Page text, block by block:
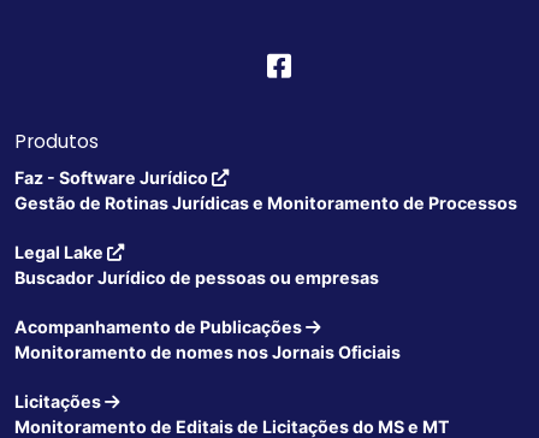
Produtos
Faz - Software Jurídico
Gestão de Rotinas Jurídicas e Monitoramento de Processos
Legal Lake
Buscador Jurídico de pessoas ou empresas
Acompanhamento de Publicações
Monitoramento de nomes nos Jornais Oficiais
Licitações
Monitoramento de Editais de Licitações do MS e MT